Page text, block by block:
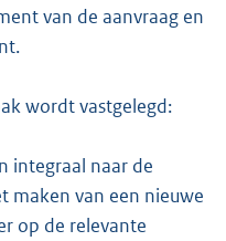
van de aanvraag en
wordt vastgelegd:
integraal naar de
maken van een nieuwe
op de relevante